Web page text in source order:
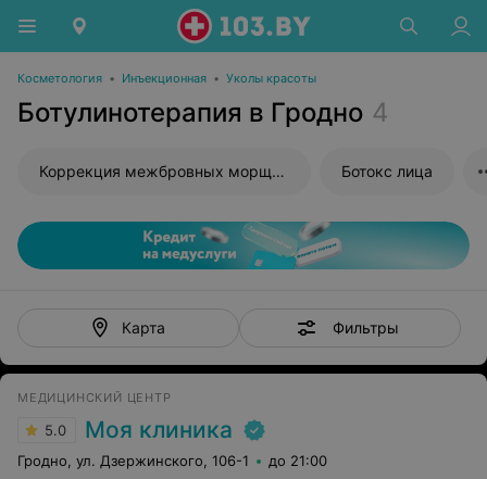
Косметология • Инъекционная • Уколы красоты
Ботулинотерапия в Гродно 4
Коррекция межбровных морщин ботоксом Ботокс лица
Карта Фильтры
МЕДИЦИНСКИЙ ЦЕНТР
5.0 Моя клиника
Гродно, ул. Дзержинского, 106-1 до 21:00